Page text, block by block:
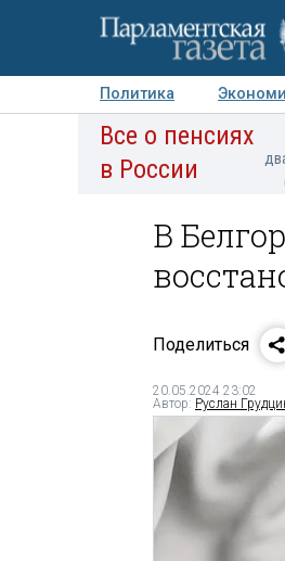
Политика
Авторы Персоны
Все о пенсиях
в России
В
Поделиться
20.05.2024 23:02
Автор: Руслан